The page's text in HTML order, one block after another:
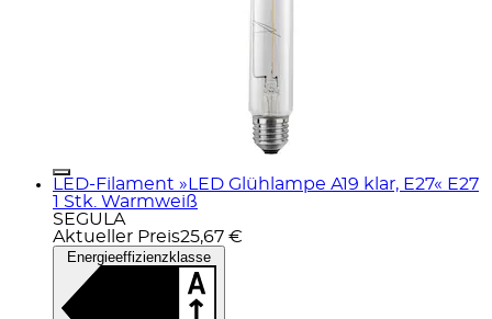
LED-Filament »LED Glühlampe A19 klar, E27« E27
1 Stk. Warmweiß
SEGULA
Aktueller Preis25,67 €
Energieeffizienzklasse